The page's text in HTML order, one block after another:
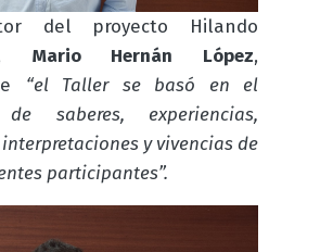
del proyecto Hilando
Mario Hernán López,
“el Taller se basó en el
de saberes, experiencias,
y vivencias de
participantes”.